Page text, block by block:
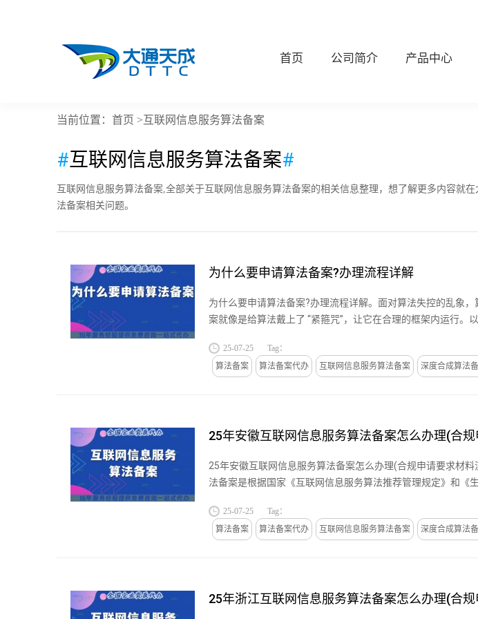
首页 公司简介 产品中心
当前位置： 首页 >互联网信息服务算法备案
#互联网信息服务算法备案#
互联网信息服务算法备案,全部关于互联网信息服务算法备案的相关信息整理，想了解更多内容就
法备案相关问题。
为什么要申请算法备案?办理流程详解
为什么要申请算法备案?办理流程详解。面对算法失控的乱象
案就像是给算法戴上了 “紧箍咒”，让它在合理的框架内运行。
25-07-25
Tag：
算法备案
算法备案代办 互联网信息服务算法备案 深度合成算法
25年安徽互联网信息服务算法备案怎么办理(合
25年安徽互联网信息服务算法备案怎么办理(合规申请要求材
法备案是根据国家《互联网信息服务算法推荐管理规定》和《
25-07-25
Tag：
算法备案
算法备案代办 互联网信息服务算法备案 深度合成算法
25年浙江互联网信息服务算法备案怎么办理(合